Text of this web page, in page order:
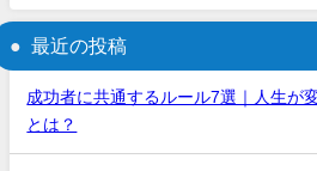
最近の投稿
成功者に共通するルール7選｜人生が
とは？